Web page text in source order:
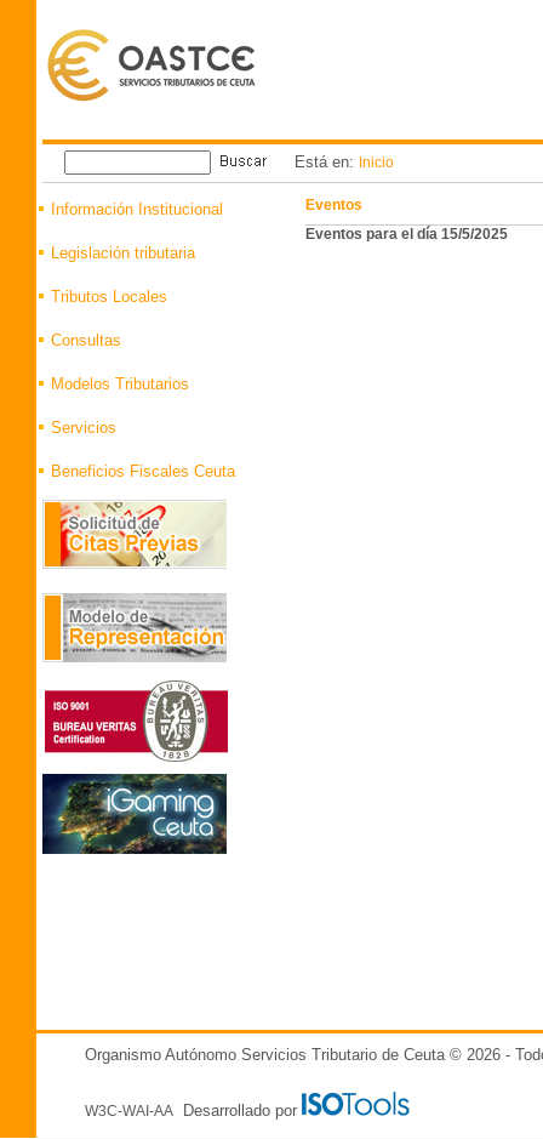
Está en: Inicio
Información Institucional
Legislación tributaria
Tributos Locales
Consultas
Modelos Tributarios
Servicios
Beneficios Fiscales Ceuta
Eventos
Eventos para el día 15/5/2025
Organismo Autónomo Servicios Tributario de Ceuta © 2026 -
W3C-WAI-AA Desarrollado por